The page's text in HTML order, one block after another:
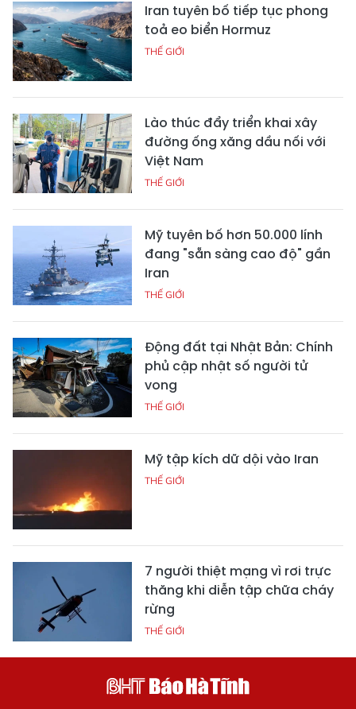
Iran tuyên bố tiếp tục phong
toả eo biển Hormuz
THẾ GIỚI
Lào thúc đẩy triển khai xây
đường ống xăng dầu nối với
Việt Nam
THẾ GIỚI
Mỹ tuyên bố hơn 50.000 lính
đang "sẵn sàng cao độ" gần
Iran
THẾ GIỚI
Động đất tại Nhật Bản: Chính
phủ cập nhật số người tử
vong
THẾ GIỚI
Mỹ tập kích dữ dội vào Iran
THẾ GIỚI
7 người thiệt mạng vì rơi trực
thăng khi diễn tập chữa cháy
rừng
THẾ GIỚI